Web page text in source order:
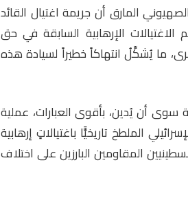
المارق أن جريمة اغتيال القائد
الإرهابية السابقة في حق
ما يُشكِّلُ انتهاكاً خطيراً لسيادة هذه
سوى أن يُدين، بأقوى العبارات، عملية
الملطخ تاريخيًّا باغتيالاتٍ إرهابية
المقاومين البارزين على اختلاف